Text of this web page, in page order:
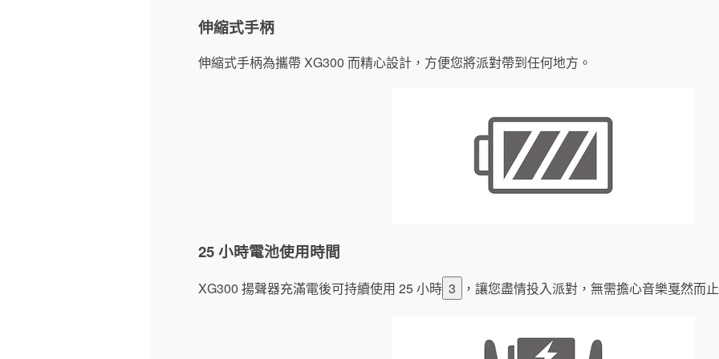
伸縮式手柄
伸縮式手柄為攜帶 XG300 而精心設計，方便您將派對帶到任何地方。
25 小時電池使用時間
XG300 揚聲器充滿電後可持續使用 25 小時 3 ，讓您盡情投入派對，無需擔心音樂戛然而